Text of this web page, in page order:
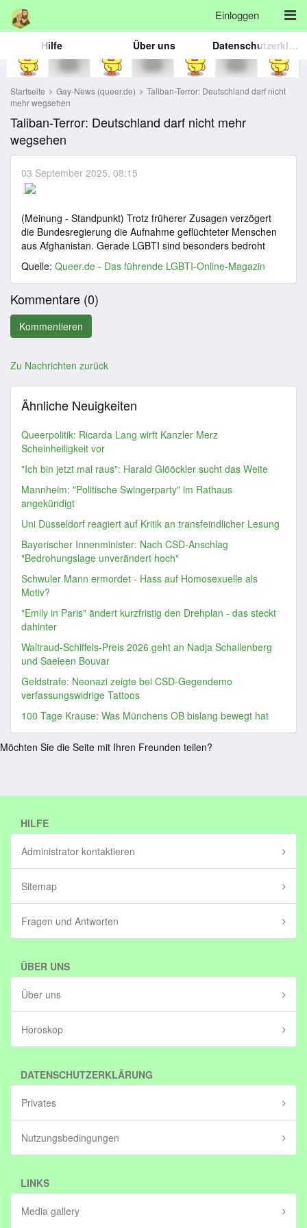
Einloggen
Hilfe Über uns Datenschutzerklärung
Startseite Gay-News (queer.de)
Taliban-Terror: Deutschland darf nicht
mehr wegsehen
Taliban-Terror: Deutschland darf nicht mehr
wegsehen
03 September 2025, 08:15
(Meinung - Standpunkt) Trotz früherer Zusagen verzögert
die Bundesregierung die Aufnahme geflüchteter Menschen
aus Afghanistan. Gerade LGBTI sind besonders bedroht
Quelle: Queer.de - Das führende LGBTI-Online-Magazin
Kommentare (0)
Zu Nachrichten zurück
Ähnliche Neuigkeiten
Queerpolitik: Ricarda Lang wirft Kanzler Merz
Scheinheiligkeit vor
"Ich bin jetzt mal raus": Harald Glööckler sucht das Weite
Mannheim: "Politische Swingerparty" im Rathaus
angekündigt
Uni Düsseldorf reagiert auf Kritik an transfeindlicher Lesung
Bayerischer Innenminister: Nach CSD-Anschlag
"Bedrohungslage unverändert hoch"
Schwuler Mann ermordet - Hass auf Homosexuelle als
Motiv?
"Emily in Paris" ändert kurzfristig den Drehplan - das steckt
dahinter
Waltraud-Schiffels-Preis 2026 geht an Nadja Schallenberg
und Saeleen Bouvar
Geldstrafe: Neonazi zeigte bei CSD-Gegendemo
verfassungswidrige Tattoos
100 Tage Krause: Was Münchens OB bislang bewegt hat
Möchten Sie die Seite mit Ihren Freunden teilen?
HILFE
Administrator kontaktieren
Sitemap
Fragen und Antworten
ÜBER UNS
Über uns
Horoskop
DATENSCHUTZERKLÄRUNG
Privates
Nutzungsbedingungen
LINKS
Media gallery